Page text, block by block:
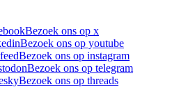
Bezoek ons op x
Bezoek ons op youtube
Bezoek ons op instagram
Bezoek ons op telegram
Bezoek ons op threads